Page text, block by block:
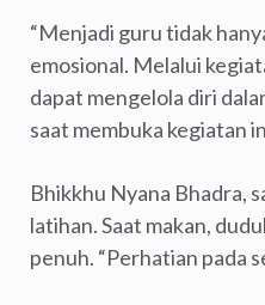
“Menjadi guru tidak
emosional. Melalui
dapat mengelola diri
saat membuka kegiatan
Bhikkhu Nyana Bhadra,
latihan. Saat makan,
penuh. “Perhatian pada